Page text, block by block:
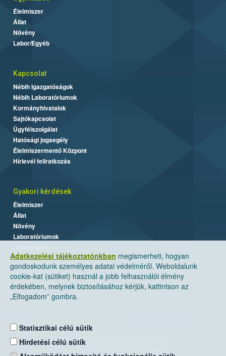
Adatkezelési tájékoztatónkban megismerheti, hogyan
gondoskodunk személyes adatai védelméről. Weboldalunk
cookie-kat (sütiket) használ a jobb felhasználói élmény
érdekében, melynek biztosításához kérjük, kattintson az
„Elfogadom” gombra.
Statisztikai célú sütik
Hirdetési célú sütik
Élelmiszer
Állat
Növény
Labor/Egyéb
Kapcsolat
Nébih Igazgatóságok
Nébih Laboratóriumok
Kormányhivatalok
Sajtókapcsolat
Ügyfélszolgálat
Hatósági jogsegély
Élelmiszermentő Központ
Hírlevél feliratkozás
Gyakori kérdések
Élelmiszer
Állat
Növény
Laboratóriumok
Nemzeti Élelmiszerlánc-biztonsági Hivatal